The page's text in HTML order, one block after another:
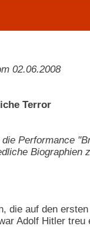
02.06.2008
Terror
Performance
Biographien
die auf den
Adolf Hitler treu